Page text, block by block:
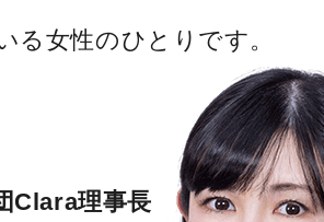
る女性のひとりです。
Clara理事長